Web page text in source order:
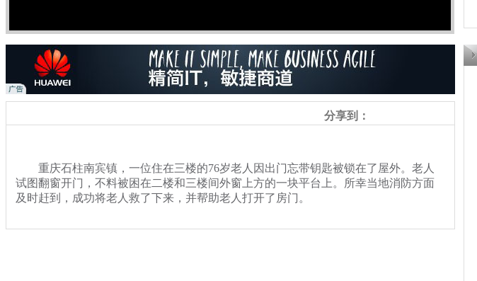
分享到：
重庆石柱南宾镇，一位住在三楼的76岁老人因出门忘带钥匙被锁在了屋外。老人
试图翻窗开门，不料被困在二楼和三楼间外窗上方的一块平台上。所幸当地消防方面
及时赶到，成功将老人救了下来，并帮助老人打开了房门。